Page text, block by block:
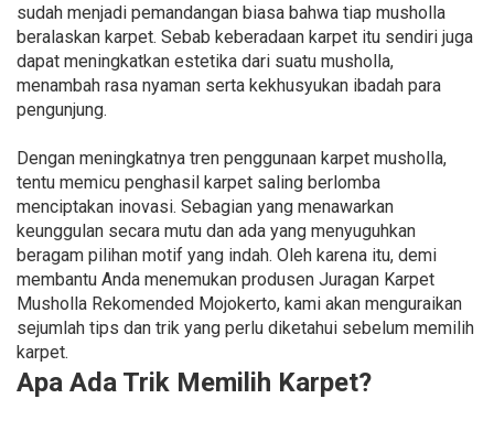
sudah menjadi pemandangan biasa bahwa tiap musholla
beralaskan karpet. Sebab keberadaan karpet itu sendiri juga
dapat meningkatkan estetika dari suatu musholla,
menambah rasa nyaman serta kekhusyukan ibadah para
pengunjung.
Dengan meningkatnya tren penggunaan karpet musholla,
tentu memicu penghasil karpet saling berlomba
menciptakan inovasi. Sebagian yang menawarkan
keunggulan secara mutu dan ada yang menyuguhkan
beragam pilihan motif yang indah. Oleh karena itu, demi
membantu Anda menemukan produsen Juragan Karpet
Musholla Rekomended Mojokerto, kami akan menguraikan
sejumlah tips dan trik yang perlu diketahui sebelum memilih
karpet.
Apa Ada Trik Memilih Karpet?